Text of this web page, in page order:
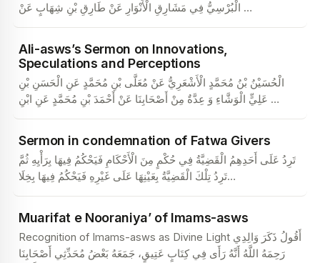
…
Ali-asws’s Sermon on Innovations,
Speculations and Perceptions
الْحُسَيْنُ بْنُ مُحَمَّدٍ الْأَشْعَرِيُّ عَنْ مُعَلَّى بْنِ مُحَمَّدٍ عَنِ الْحَسَنِ بْنِ
…
Sermon in condemnation of Fatwa Givers
تَرِدُ عَلَى أَحَدِهِمُ الْقَضِيَّةُ فِي حُكْمٍ مِنَ الْأَحْكَامِ فَيَحْكُمُ فِيهَا بِرَأْيِهِ ثُمَّ
تَرِدُ تِلْكَ الْقَضِيَّةُ بِعَيْنِهَا عَلَى غَيْرِهِ فَيَحْكُمُ فِيهَا بِخِلَا…
Muarifat e Nooraniya’ of Imams-asws
Recognition of Imams-asws as Divine Light أَقُولُ ذَكَرَ وَالِدِي
رَحِمَهُ اللَّهُ أَنَّهُ رَأَى فِي كِتَابٍ عَتِيقٍ، جَمَعَهُ بَعْضُ مُحَدِّثِي أَصْحَابِنَا